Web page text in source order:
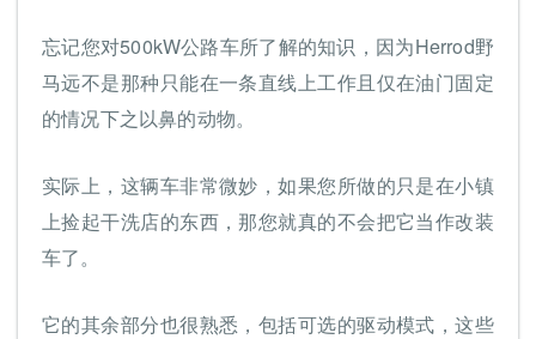
忘记您对500kW公路车所了解的知识，因为Herrod野
马远不是那种只能在一条直线上工作且仅在油门固定
的情况下之以鼻的动物。
实际上，这辆车非常微妙，如果您所做的只是在小镇
上捡起干洗店的东西，那您就真的不会把它当作改装
车了。
它的其余部分也很熟悉，包括可选的驱动模式，这些